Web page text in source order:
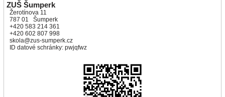
ZUŠ Šumperk
Žerotínova 11
787 01 Šumperk
+420 583 214 361
+420 602 807 998
skola@zus-sumperk.cz
ID datové schránky: pwjqfwz